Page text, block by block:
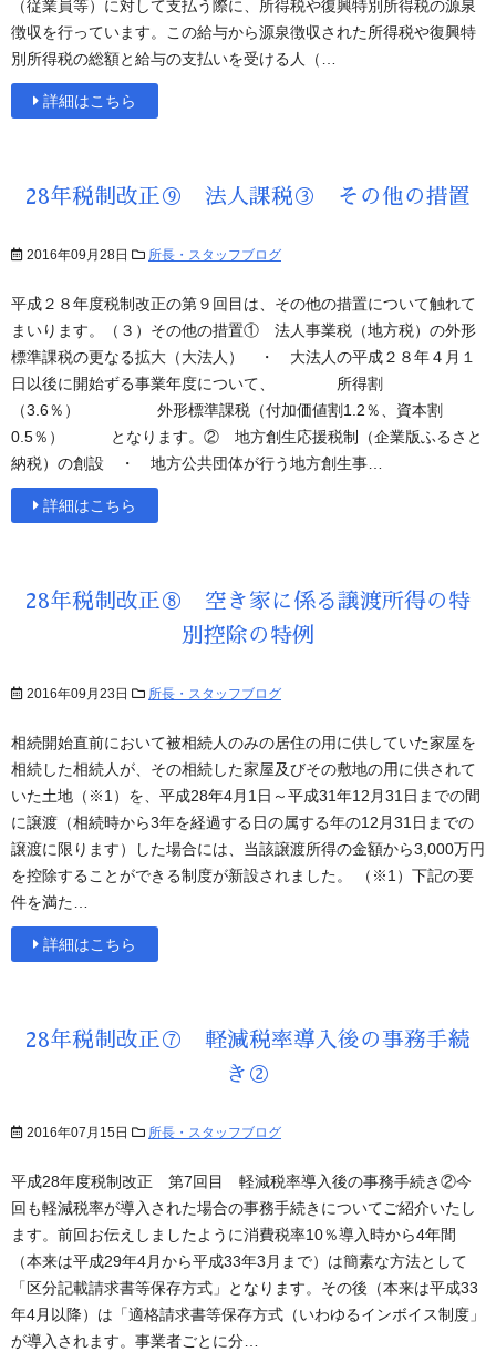
（従業員等）に対して支払う際に、所得税や復興特別所得税の源泉
徴収を行っています。この給与から源泉徴収された所得税や復興特
別所得税の総額と給与の支払いを受ける人（…
詳細はこちら
28年税制改正⑨ 法人課税③ その他の措置
2016年09月28日 所長・スタッフブログ
平成２８年度税制改正の第９回目は、その他の措置について触れて
まいります。（３）その他の措置① 法人事業税（地方税）の外形
標準課税の更なる拡大（大法人） ・ 大法人の平成２８年４月１
日以後に開始ずる事業年度について、 所得割
（3.6％） 外形標準課税（付加価値割1.2％、資本割
0.5％） となります。② 地方創生応援税制（企業版ふるさと
納税）の創設 ・ 地方公共団体が行う地方創生事…
詳細はこちら
28年税制改正⑧ 空き家に係る譲渡所得の特
別控除の特例
2016年09月23日 所長・スタッフブログ
相続開始直前において被相続人のみの居住の用に供していた家屋を
相続した相続人が、その相続した家屋及びその敷地の用に供されて
いた土地（※1）を、平成28年4月1日～平成31年12月31日までの間
に譲渡（相続時から3年を経過する日の属する年の12月31日までの
譲渡に限ります）した場合には、当該譲渡所得の金額から3,000万円
を控除することができる制度が新設されました。 （※1）下記の要
件を満た…
詳細はこちら
28年税制改正⑦ 軽減税率導入後の事務手続
き②
2016年07月15日 所長・スタッフブログ
平成28年度税制改正 第7回目 軽減税率導入後の事務手続き②今
回も軽減税率が導入された場合の事務手続きについてご紹介いたし
ます。前回お伝えしましたように消費税率10％導入時から4年間
（本来は平成29年4月から平成33年3月まで）は簡素な方法として
「区分記載請求書等保存方式」となります。その後（本来は平成33
年4月以降）は「適格請求書等保存方式（いわゆるインボイス制度」
が導入されます。事業者ごとに分…